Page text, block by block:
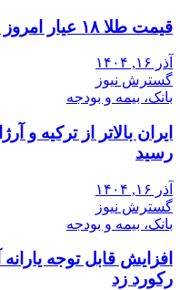
قیمت طلا ۱۸ عیار امروز ۱۶ آذر اعلام شد + جدول
آذر ۱۶, ۱۴۰۴
گسترش نیوز
بانک، بیمه و بودجه
ایران بالاتر از ترکیه و
رسید
آذر ۱۶, ۱۴۰۴
گسترش نیوز
بانک، بیمه و بودجه
رکورد زد